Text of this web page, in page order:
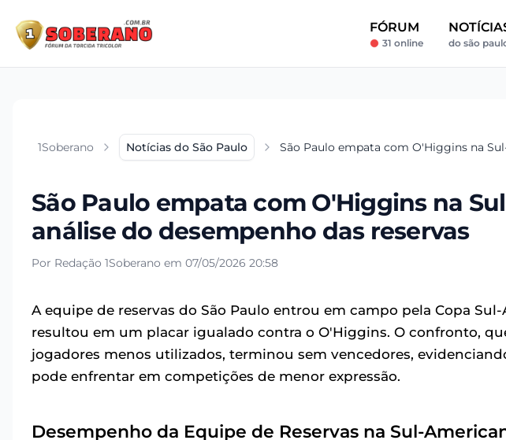
FÓRUM
31 online do são
1Soberano Notícias do São Paulo São Paulo empata com O'Higgins na
São Paulo empata com O'Higgins na
análise do desempenho das reservas
Por Redação 1Soberano em 07/05/2026 20:58
A equipe de reservas do São Paulo entrou em campo pela Copa
resultou em um placar igualado contra o O'Higgins. O confronto,
jogadores menos utilizados, terminou sem vencedores,
pode enfrentar em competições de menor expressão.
Desempenho da Equipe de Reservas na Sul-